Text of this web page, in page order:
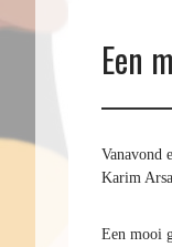
Een
Vanavond
Karim
Een mooi